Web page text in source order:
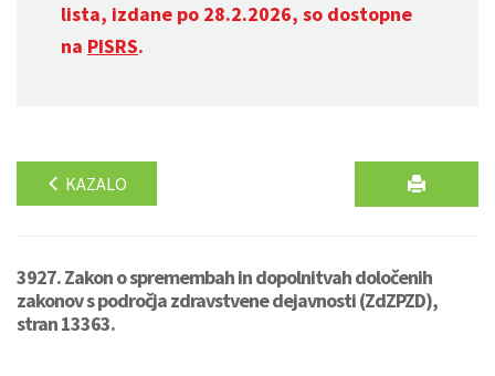
lista, izdane po 28.2.2026, so dostopne
na PISRS.
KAZALO
3927. Zakon o spremembah in dopolnitvah določenih
zakonov s področja zdravstvene dejavnosti (ZdZPZD),
stran 13363.